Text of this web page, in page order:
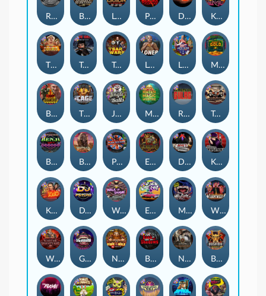
Kill Em All
Blood Diamond
Nexus Fire In The Hole xBomb
Tsar Wars
Munchies
Nexus Tombstone RIP
Loner
Tombstone No Mercy
Kiss My Chainsaw
Book Of Shadows
Rock Bottom
The Cage
Bounty Hunters xNudge®
Land of the Free
Warrior Graveyard xNudge
Monkey's Gold xPays
Benji Killed in Vegas Devil's Crossroad
Dragon Tribe
Evil Goblins xBomb
Gluttony
Mayan Magic Wildfire
Possessed
Legion X
DJ Psycho
Buffalo Hunter Punk Rocker
East Coast Vs West Coast Whacked
Jingle Balls
Walk of Shame
True Grit Redemption
Remember Gulag
Karen Maneater
Bushido Way xNudge
The Border